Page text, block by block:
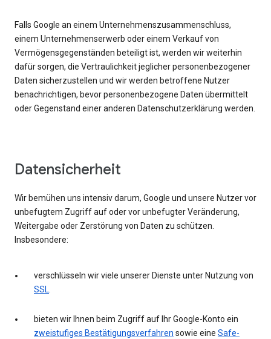
Falls Google an einem Unternehmenszusammenschluss,
einem Unternehmenserwerb oder einem Verkauf von
Vermögensgegenständen beteiligt ist, werden wir weiterhin
dafür sorgen, die Vertraulichkeit jeglicher personenbezogener
Daten sicherzustellen und wir werden betroffene Nutzer
benachrichtigen, bevor personenbezogene Daten übermittelt
oder Gegenstand einer anderen Datenschutzerklärung werden.
Datensicherheit
Wir bemühen uns intensiv darum, Google und unsere Nutzer vor
unbefugtem Zugriff auf oder vor unbefugter Veränderung,
Weitergabe oder Zerstörung von Daten zu schützen.
Insbesondere:
verschlüsseln wir viele unserer Dienste unter Nutzung von
SSL.
bieten wir Ihnen beim Zugriff auf Ihr Google-Konto ein
zweistufiges Bestätigungsverfahren sowie eine Safe-